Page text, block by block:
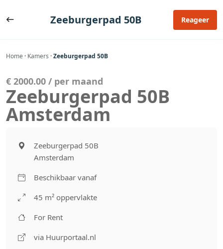
naar
Zeeburgerpad 50B Reageer
Home · Kamers ·Zeeburgerpad 50B
€ 2000.00 / per maand
Zeeburgerpad 50B
Amsterdam
Zeeburgerpad 50B
Amsterdam
Beschikbaar vanaf
45 m² oppervlakte
For Rent
via Huurportaal.nl